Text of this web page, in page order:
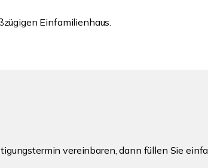
Einfamilienhaus.
vereinbaren, dann füllen Sie